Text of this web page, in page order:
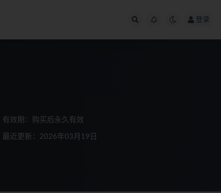
登录
有效期：购买后永久有效
最近更新：2026年03月19日